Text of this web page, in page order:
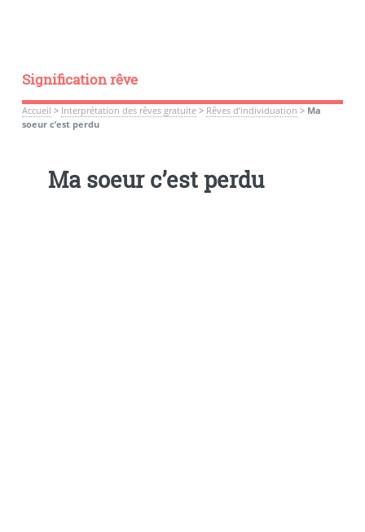
Signification rêve
Accueil > Interprétation des rêves gratuite> Rêves d’individuation > Ma
soeur c’est perdu
Ma soeur c’est perdu